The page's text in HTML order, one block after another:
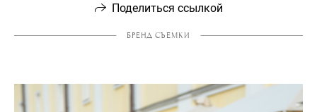
Поделиться ссылкой
БРЕНД СЪЕМКИ